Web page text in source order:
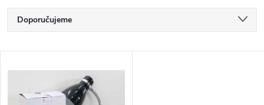
Ř
a
z
Doporučujeme
Nejprodávanější
V